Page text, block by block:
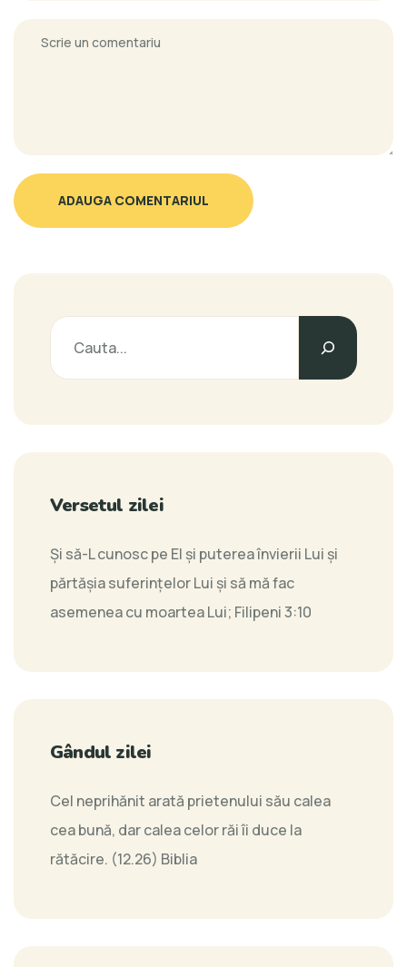
ADAUGA COMENTARIUL
Versetul zilei
Şi să-L cunosc pe El şi puterea învierii Lui şi
părtăşia suferinţelor Lui şi să mă fac
asemenea cu moartea Lui; Filipeni 3:10
Gândul zilei
Cel neprihănit arată prietenului său calea
cea bună, dar calea celor răi îi duce la
rătăcire. (12.26) Biblia